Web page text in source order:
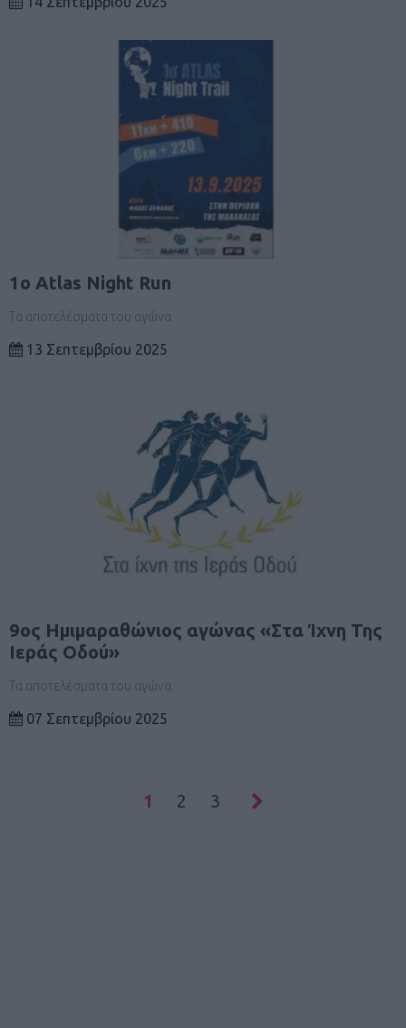
1ο Atlas Night Run
Τα αποτελέσματα του αγώνα
13 Σεπτεμβρίου 2025
9ος Ημιμαραθώνιος αγώνας «Στα Ίχνη Της
Ιεράς Οδού»
Τα αποτελέσματα του αγώνα
07 Σεπτεμβρίου 2025
1 2 3